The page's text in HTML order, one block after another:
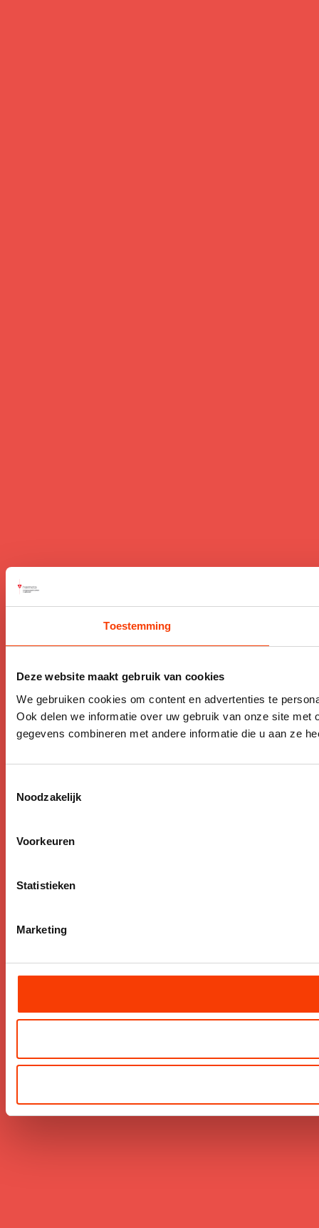
Toestemming
Deze website maakt gebruik van cookies
We gebruiken cookies om content en advertenties te
Ook delen we informatie over uw gebruik van onze site
gegevens combineren met andere informatie die u aan ze
Noodzakelijk
Voorkeuren
Statistieken
Marketing
HERBOLOCK